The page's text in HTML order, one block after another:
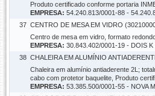
Produto certificado conforme portaria
EMPRESA: 54.240.813/0001-88 -
37 CENTRO DE MESA EM VIDRO
Centro de mesa em vidro, formato
EMPRESA: 30.843.402/0001-19 - DOIS
38 CHALEIRA EM ALUMÍNIO
Chaleira em alumínio antiaderente 2L;
cabo com protetor baquelite, Produto
EMPRESA: 53.385.500/0001-55 - NOVA